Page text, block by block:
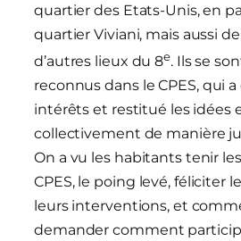
quartier des Etats-Unis, en
quartier Viviani, mais aussi
d’autres lieux du 8e. Ils se
reconnus dans le CPES, qui
intérêts et restitué les idées
collectivement de manière
On a vu les habitants tenir
CPES, le poing levé, féliciter
leurs interventions, et
demander comment